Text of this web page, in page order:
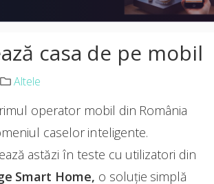
casa de pe mobil
Altele
operator mobil din România
caselor inteligente.
astăzi în teste cu utilizatori din
Smart Home, o soluție simplă